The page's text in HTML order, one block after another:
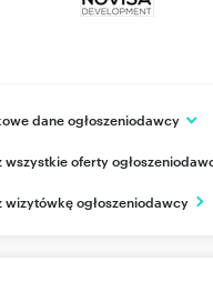
dane ogłoszeniodawcy
53
wszystkie oferty
wizytówkę ogłoszeniodawcy